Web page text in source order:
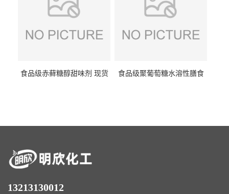
食品级赤藓糖醇甜味剂 现货
食品级聚葡萄糖水溶性膳食
13213130012